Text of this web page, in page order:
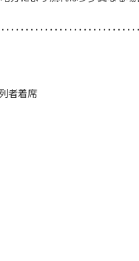
･･･････････････････････････
者着席